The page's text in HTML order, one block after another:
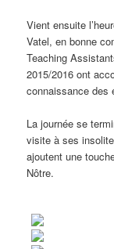
Vient ensuite
Vatel, en bonne
Teaching
2015/2016 ont
connaissance des
La journée se
visite à ses
ajoutent une
Nôtre.